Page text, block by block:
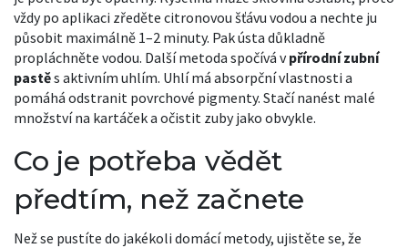
vždy po aplikaci zředěte citronovou šťávu vodou a nechte ju
působit maximálně 1–2 minuty. Pak ústa důkladně
propláchněte vodou. Další metoda spočívá vpřírodní zubní
pastěs aktivním uhlím. Uhlí má absorpční vlastnosti a
pomáhá odstranit povrchové pigmenty. Stačí nanést malé
množství na kartáček a očistit zuby jako obvykle.
Co je potřeba vědět
předtím, než začnete
Než se pustíte do jakékoli domácí metody, ujistěte se, že